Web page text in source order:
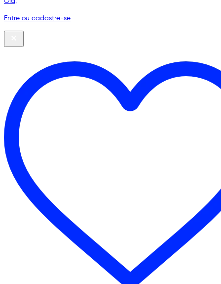
Entre ou cadastre-se